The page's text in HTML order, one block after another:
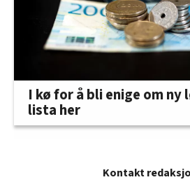
I kø for å bli enige om ny
lista her
Kontakt